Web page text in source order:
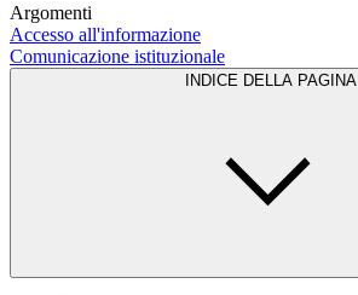
Argomenti
Accesso all'informazione
Comunicazione istituzionale
INDICE DELLA PAGINA